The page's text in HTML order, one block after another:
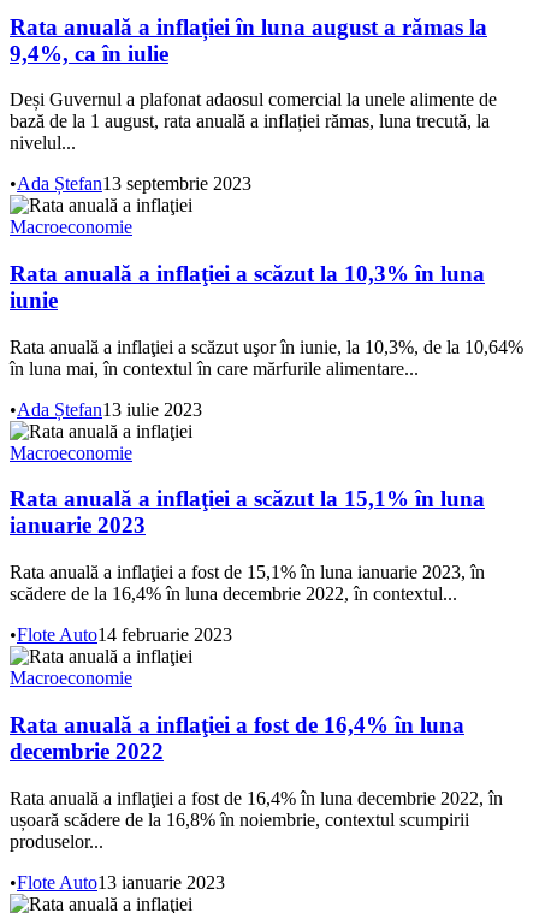
Rata anuală a inflației în luna august a rămas la
9,4%, ca în iulie
Deși Guvernul a plafonat adaosul comercial la unele alimente de
bază de la 1 august, rata anuală a inflației rămas, luna trecută, la
nivelul...
•Ada Ștefan13 septembrie 2023
Macroeconomie
Rata anuală a inflaţiei a scăzut la 10,3% în luna
iunie
Rata anuală a inflaţiei a scăzut uşor în iunie, la 10,3%, de la 10,64%
în luna mai, în contextul în care mărfurile alimentare...
•Ada Ștefan13 iulie 2023
Macroeconomie
Rata anuală a inflaţiei a scăzut la 15,1% în luna
ianuarie 2023
Rata anuală a inflaţiei a fost de 15,1% în luna ianuarie 2023, în
scădere de la 16,4% în luna decembrie 2022, în contextul...
•Flote Auto14 februarie 2023
Macroeconomie
Rata anuală a inflaţiei a fost de 16,4% în luna
decembrie 2022
Rata anuală a inflaţiei a fost de 16,4% în luna decembrie 2022, în
ușoară scădere de la 16,8% în noiembrie, contextul scumpirii
produselor...
•Flote Auto13 ianuarie 2023